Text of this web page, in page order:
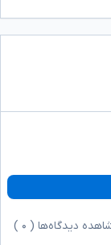
دیدگاه‌ها ( ۰